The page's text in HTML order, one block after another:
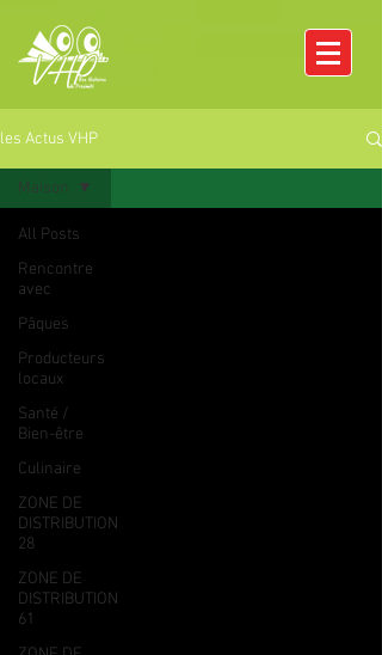
les Actus VHP
All Posts
Rencontre
avec
Pâques
Producteurs
locaux
Santé /
Bien-être
Culinaire
ZONE DE
DISTRIBUTION
28
ZONE DE
DISTRIBUTION
61
Maison